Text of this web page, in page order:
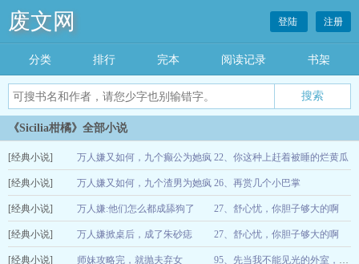
废文网 登陆 注册
分类 排行 完本 阅读记录 书架
《Sicilia柑橘》全部小说
[经典小说] 万人嫌又如何，九个癫公为她疯
狂
22、你这种上赶着被睡的烂黄瓜
[经典小说] 万人嫌又如何，九个渣男为她疯
狂
26、再赏几个小巴掌
12-16
[经典小说] 万人嫌:他们怎么都成舔狗了 27、舒心忧，你胆子够大的啊
12-16
[经典小说] 万人嫌掀桌后，成了朱砂痣
（NP）
27、舒心忧，你胆子够大的啊
12-16
[经典小说] 师妹攻略完，就抛夫弃女 95、先当我不能见光的外室，好不好？